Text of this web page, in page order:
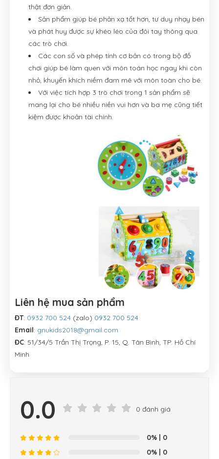
thật đơn giản.
Sản phẩm giúp bé phản xạ tốt hơn, tư duy nhạy bén
và phát huy được sự khéo léo của đôi tay thông qua
các trò chơi.
Các con số và phép tính cơ bản có trong bộ đồ
chơi giúp bé làm quen với môn toán học ngay khi còn
nhỏ, khuyến khích niềm đam mê với môn toàn cho bé.
Với việc tích hợp 3 trò chơi trong 1 sản phẩm sẽ
mang lại cho bé nhiều niền vui hơn và ba mẹ cũng tiết
kiệm được khoản tài chính.
Liên hệ mua sản phẩm
ĐT: 0932 700 524 (zalo) 0932 700 524
Email: gnukids2018@gmail.com
ĐC: 51/34/5 Trần Thị Trọng, P. 15, Q. Tân Bình, TP. Hồ Chí
Minh
0.0 0 đánh giá
0% | 0
0% | 0